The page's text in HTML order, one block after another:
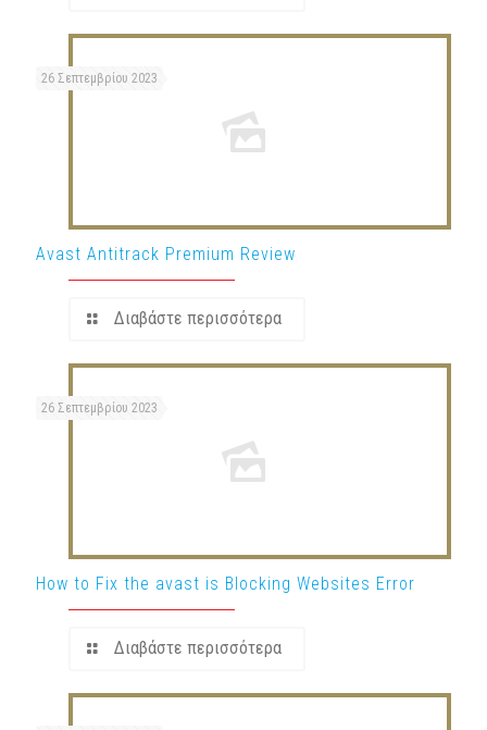
26 Σεπτεμβρίου 2023
Avast Antitrack Premium Review
Διαβάστε περισσότερα
26 Σεπτεμβρίου 2023
How to Fix the avast is Blocking Websites Error
Διαβάστε περισσότερα